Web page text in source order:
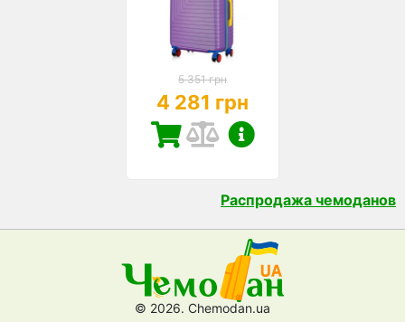
5 351 грн
4 281 грн
Распродажа чемоданов
© 2026. Chemodan.ua